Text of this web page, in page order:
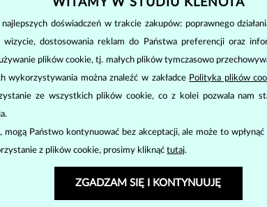
Znajdź biżuterię, która zostanie z Tobą na zawsze –
dajemy aż 60 dni na zwrot.
WYMIANY I ZWROTY >
SZMARAGDOWA BIŻUTERIA
klejnotów. Charakteryzują się wyrazistym
naturalne pochodzenie. Razem z rubinem i
Chłodna mieszanka niebieskiego i zielonego
doświadczeń w trakcie zakupów: poprawnego
dostosowania reklam do Państwa preferencji oraz
plików cookie, tj. małych plików tymczasowo
wykorzystywania można znaleźć w zakładce Polityka plików
ze wszystkich plików cookie, co z kolei pozwala nam
Państwo kontynuować bez akceptacji, ale może to
z plików cookie, prosimy kliknąćtutaj.
ZGADZAM SIĘ I KONTYNUUJĘ